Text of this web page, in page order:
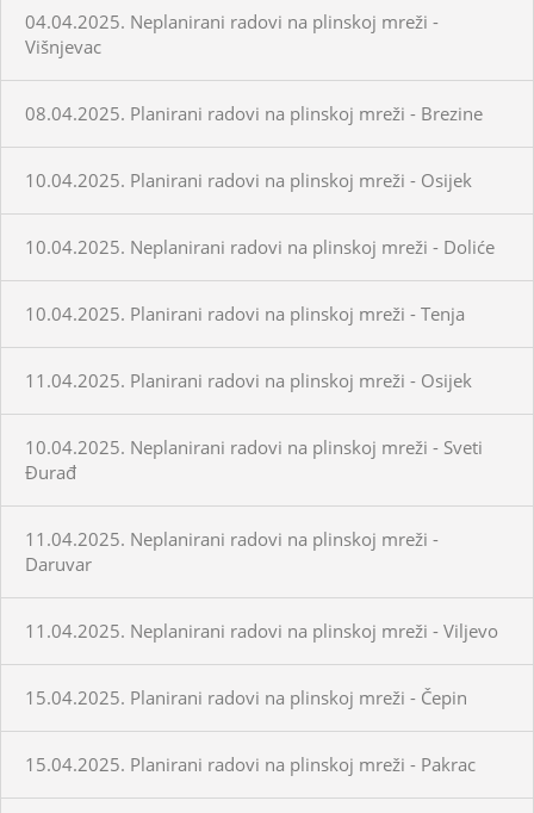
04.04.2025. Neplanirani radovi na plinskoj mreži -
Višnjevac
08.04.2025. Planirani radovi na plinskoj mreži - Brezine
10.04.2025. Planirani radovi na plinskoj mreži - Osijek
10.04.2025. Neplanirani radovi na plinskoj mreži - Doliće
10.04.2025. Planirani radovi na plinskoj mreži - Tenja
11.04.2025. Planirani radovi na plinskoj mreži - Osijek
10.04.2025. Neplanirani radovi na plinskoj mreži - Sveti
Đurađ
11.04.2025. Neplanirani radovi na plinskoj mreži -
Daruvar
11.04.2025. Neplanirani radovi na plinskoj mreži - Viljevo
15.04.2025. Planirani radovi na plinskoj mreži - Čepin
15.04.2025. Planirani radovi na plinskoj mreži - Pakrac